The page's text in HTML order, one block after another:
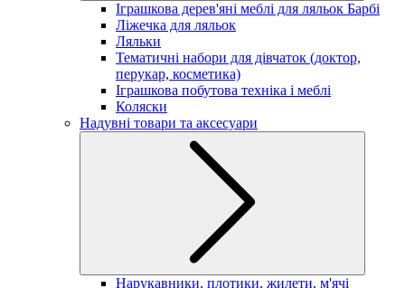
Іграшкова дерев'яні меблі для ляльок Барбі
Ліжечка для ляльок
Ляльки
Тематичні набори для дівчаток (доктор,
перукар, косметика)
Іграшкова побутова техніка і меблі
Коляски
Надувні товари та аксесуари
Нарукавники, плотики, жилети, м'ячі